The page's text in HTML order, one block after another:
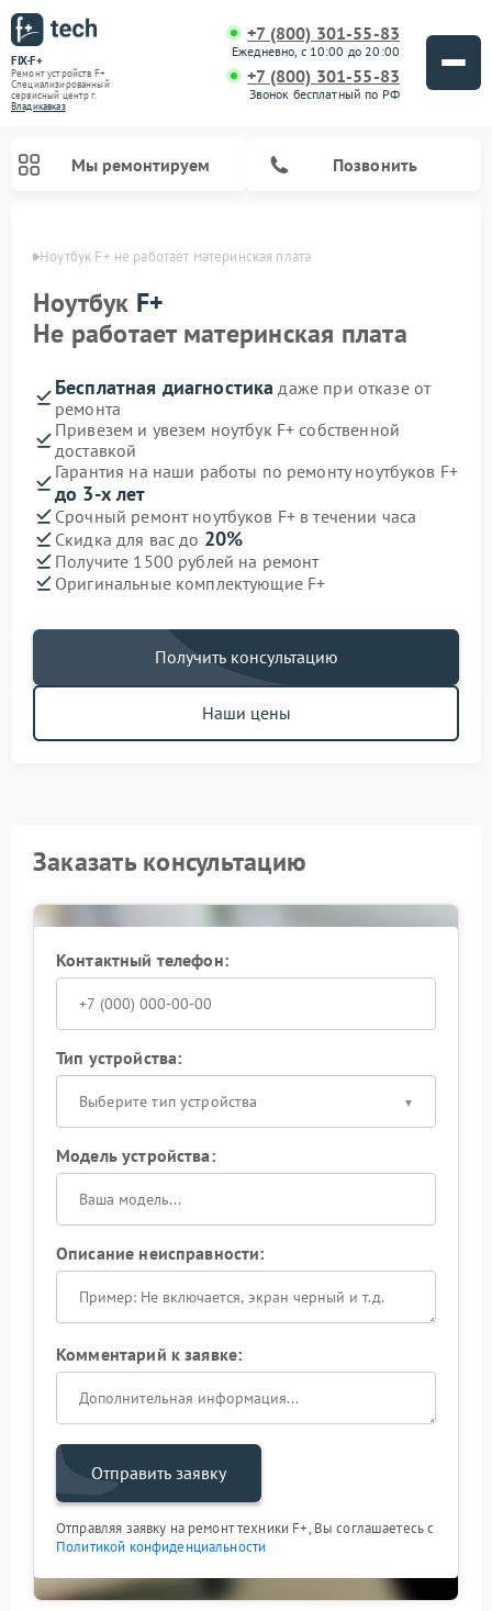
FIX-F+
Ремонт устройств F+
Специализированный
cервисный центр г.
Владикавказ
+7 (800) 301-55-83
Ежедневно, с 10:00 до 20:00
+7 (800) 301-55-83
Звонок бесплатный по РФ
Мы ремонтируем Позвонить
Ноутбук F+ не работает материнская плата
Ноутбук F+
Не работает материнская плата
Бесплатная диагностика даже при отказе от
ремонта
Привезем и увезем ноутбук F+ собственной
доставкой
Гарантия на наши работы по ремонту ноутбуков F+
до 3-х лет
Срочный ремонт ноутбуков F+ в течении часа
Скидка для вас до 20%
Получите 1500 рублей на ремонт
Оригинальные комплектующие F+
Получить консультацию
Наши цены
Заказать консультацию
Контактный телефон:
Тип устройства:
Выберите тип устройства
Модель устройства:
Описание неисправности:
Комментарий к заявке:
Отправить заявку
Отправляя заявку на ремонт техники F+, Вы соглашаетесь с
Политикой конфиденциальности